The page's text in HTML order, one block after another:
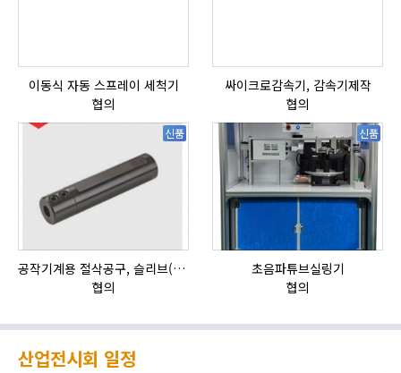
이동식 자동 스프레이 세척기
협의
싸이크로감속기, 감속기제작
협의
신품
공작기계용 절삭공구, 슬리브(SLEEVE)
협의
신품
초음파튜브실링기
협의
산업전시회 일정